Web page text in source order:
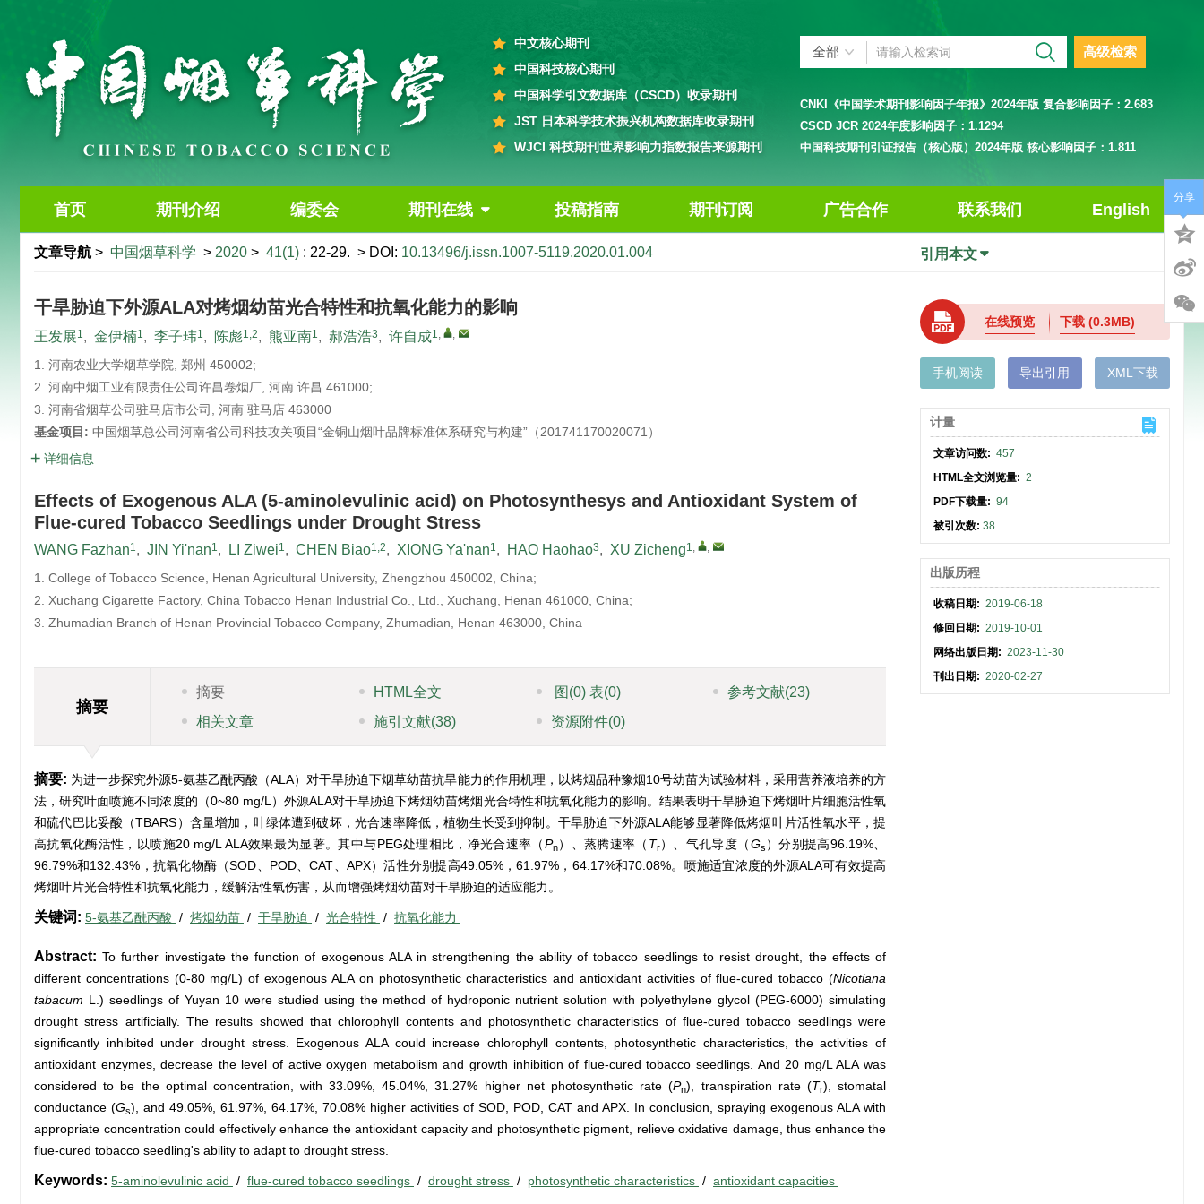
中文核心期刊
中国科技核心期刊
中国科学引文数据库（CSCD）收录期刊
JST 日本科学技术振兴机构数据库收录期刊
WJCI 科技期刊世界影响力指数报告来源期刊
高级检索
CNKI《中国学术期刊影响因子年报》2024年版 复合影响因子： 2.683
CSCD JCR 2024年度影响因子： 1.1294
中国科技期刊引证报告（核心版）2024年版 核心影响因子： 1.811
首页 期刊介绍 编委会 期刊在线 投稿指南 期刊订阅 广告合作 联系我们 English
文章导航 > 中国烟草科学 > 2020 > 41(1) : 22-29. > DOI: 10.13496/j.issn.1007-5119.2020.01.004 引用本文
干旱胁迫下外源ALA对烤烟幼苗光合特性和抗氧化能力的影响
王发展1, 金伊楠1, 李子玮1, 陈彪1,2, 熊亚南1, 郝浩浩3, 许自成1, ,
1. 河南农业大学烟草学院, 郑州 450002;
2. 河南中烟工业有限责任公司许昌卷烟厂, 河南 许昌 461000;
3. 河南省烟草公司驻马店市公司, 河南 驻马店 463000
基金项目: 中国烟草总公司河南省公司科技攻关项目“金铜山烟叶品牌标准体系研究与构建”（201741170020071）
详细信息
Effects of Exogenous ALA (5-aminolevulinic acid) on Photosynthesys and Antioxidant System of
Flue-cured Tobacco Seedlings under Drought Stress
WANG Fazhan1, JIN Yi'nan1, LI Ziwei1, CHEN Biao1,2, XIONG Ya'nan1, HAO Haohao3, XU Zicheng1, ,
1. College of Tobacco Science, Henan Agricultural University, Zhengzhou 450002, China;
2. Xuchang Cigarette Factory, China Tobacco Henan Industrial Co., Ltd., Xuchang, Henan 461000, China;
3. Zhumadian Branch of Henan Provincial Tobacco Company, Zhumadian, Henan 463000, China
摘要
摘要 HTML全文 图 (0)表(0) 参考文献(23)
相关文章
施引文献(38) 资源附件(0)
摘要: 为进一步探究外源5-氨基乙酰丙酸（ALA）对干旱胁迫下烟草幼苗抗旱能力的作用机理，以烤烟品种豫烟10号幼苗为试验材料，采用营养液培养的方
法，研究叶面喷施不同浓度的（0~80 mg/L）外源ALA对干旱胁迫下烤烟幼苗烤烟光合特性和抗氧化能力的影响。结果表明干旱胁迫下烤烟叶片细胞活性氧
和硫代巴比妥酸（TBARS）含量增加，叶绿体遭到破坏，光合速率降低，植物生长受到抑制。干旱胁迫下外源ALA能够显著降低烤烟叶片活性氧水平，提
高抗氧化酶活性，以喷施20 mg/L ALA效果最为显著。其中与PEG处理相比，净光合速率（Pn）、蒸腾速率（ Tr）、气孔导度（Gs ）分别提高96.19%、
96.79%和132.43%，抗氧化物酶（SOD、POD、CAT、APX）活性分别提高49.05%，61.97%，64.17%和70.08%。喷施适宜浓度的外源ALA可有效提高
烤烟叶片光合特性和抗氧化能力，缓解活性氧伤害，从而增强烤烟幼苗对干旱胁迫的适应能力。
关键词: 5-氨基乙酰丙酸 / 烤烟幼苗 / 干旱胁迫 / 光合特性 / 抗氧化能力
Abstract: To further investigate the function of exogenous ALA in strengthening the ability of tobacco seedlings to resist drought, the effects of
different concentrations (0-80 mg/L) of exogenous ALA on photosynthetic characteristics and antioxidant activities of flue-cured tobacco (Nicotiana
tabacum L.) seedlings of Yuyan 10 were studied using the method of hydroponic nutrient solution with polyethylene glycol (PEG-6000) simulating
drought stress artificially. The results showed that chlorophyll contents and photosynthetic characteristics of flue-cured tobacco seedlings were
significantly inhibited under drought stress. Exogenous ALA could increase chlorophyll contents, photosynthetic characteristics, the activities of
antioxidant enzymes, decrease the level of active oxygen metabolism and growth inhibition of flue-cured tobacco seedlings. And 20 mg/L ALA was
considered to be the optimal concentration, with 33.09%, 45.04%, 31.27% higher net photosynthetic rate (Pn), transpiration rate (Tr), stomatal
conductance (Gs), and 49.05%, 61.97%, 64.17%, 70.08% higher activities of SOD, POD, CAT and APX. In conclusion, spraying exogenous ALA with
appropriate concentration could effectively enhance the antioxidant capacity and photosynthetic pigment, relieve oxidative damage, thus enhance the
flue-cured tobacco seedling's ability to adapt to drought stress.
Keywords: 5-aminolevulinic acid / flue-cured tobacco seedlings / drought stress / photosynthetic characteristics / antioxidant capacities
在线预览 下载(0.3MB)
手机阅读 导出引用 XML下载
计量
文章访问数: 457
HTML全文浏览量: 2
PDF下载量: 94
被引次数:38
出版历程
收稿日期: 2019-06-18
修回日期: 2019-10-01
网络出版日期: 2023-11-30
刊出日期: 2020-02-27
分享